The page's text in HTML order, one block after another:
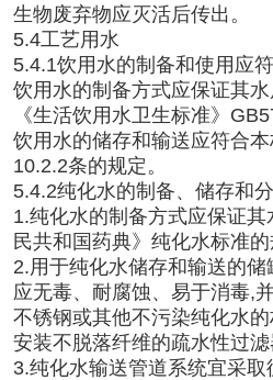
生物废弃物应灭活后传出。
5.4工艺用水
5.4.1饮用水的制备和使用应
饮用水的制备方式应保证其
《生活饮用水卫生标准》
饮用水的储存和输送应符合
10.2.2条的规定。
5.4.2纯化水的制备、储存和
1.纯化水的制备方式应保证其
民共和国药典》纯化水标准的
2.用于纯化水储存和输送的
应无毒、耐腐蚀、易于消毒,
不锈钢或其他不污染纯化水
安装不脱落纤维的疏水性过滤
3.纯化水输送管道系统宜采